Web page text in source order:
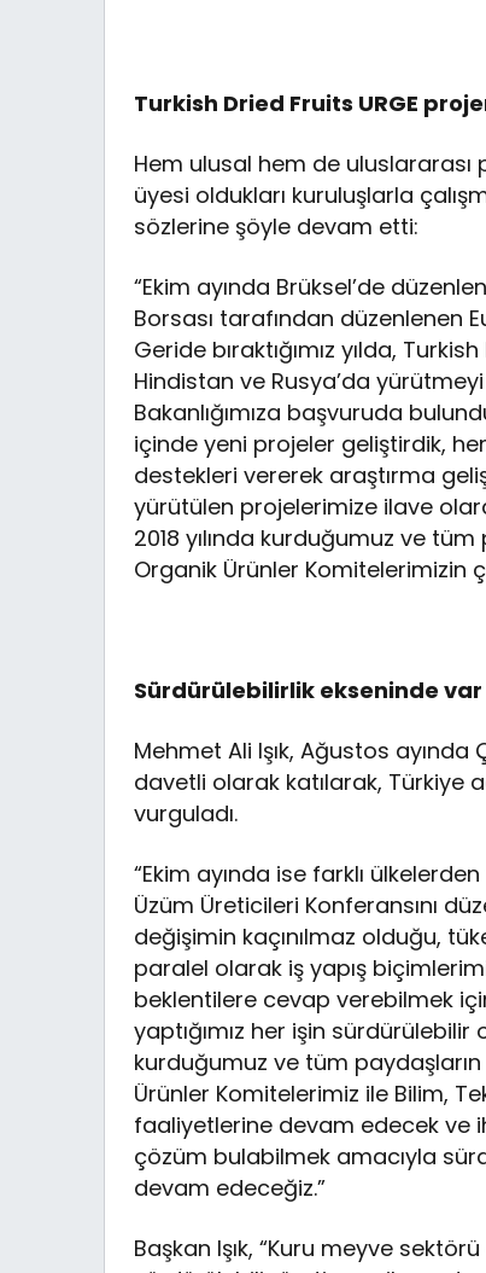
Turkish Dried Fruits URGE
Hem ulusal hem de uluslararası
üyesi oldukları kuruluşlarla
sözlerine şöyle devam etti:
“Ekim ayında Brüksel’de
Borsası tarafından düzenlenen
Geride bıraktığımız yılda,
Hindistan ve Rusya’da
Bakanlığımıza başvuruda
içinde yeni projeler geliştirdik,
destekleri vererek araştırma
yürütülen projelerimize ilave
2018 yılında kurduğumuz ve
Organik Ürünler Komitelerimizin
Sürdürülebilirlik ekseninde
Mehmet Ali Işık, Ağustos
davetli olarak katılarak, Türkiye
vurguladı.
“Ekim ayında ise farklı
Üzüm Üreticileri Konferansını
değişimin kaçınılmaz olduğu,
paralel olarak iş yapış
beklentilere cevap verebilmek
yaptığımız her işin sürdürülebilir
kurduğumuz ve tüm paydaşların
Ürünler Komitelerimiz ile Bilim,
faaliyetlerine devam edecek ve
çözüm bulabilmek amacıyla
devam edeceğiz.”
Başkan Işık, “Kuru meyve